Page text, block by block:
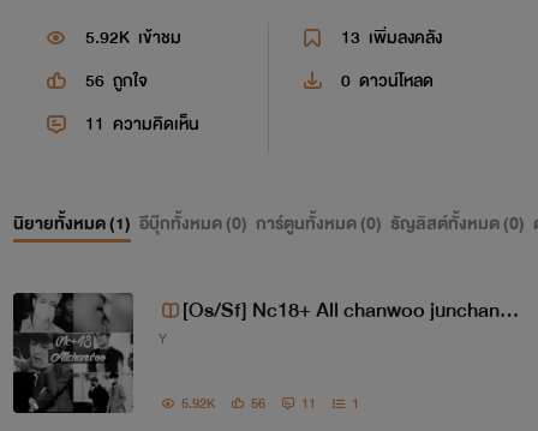
5.92K เข้าชม 13 เพิ่มลงคลัง
56 ถูกใจ 0 ดาวน์โหลด
11 ความคิดเห็น
นิยายทั้งหมด (1) อีบุ๊กทั้งหมด (0) การ์ตูนทั้งหมด (0) ธัญลิสต์ทั้งหมด (0)
[Os/Sf] Nc18+ All chanwoo junchan b
Y
5.92K 56 11 1